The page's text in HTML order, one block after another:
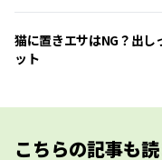
猫に置きエサはNG？出し
ット
こちらの記事も